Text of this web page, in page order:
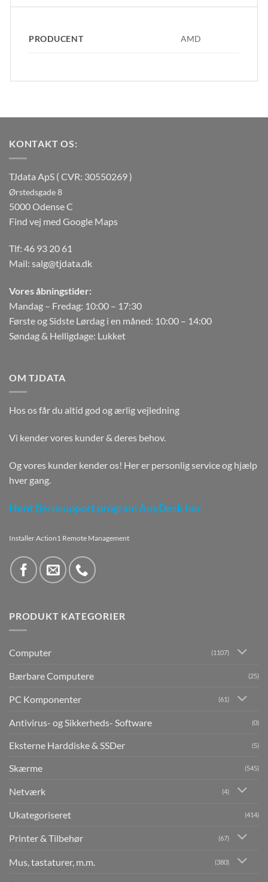
PRODUCENT AMD
KONTAKT OS:
TJdata ApS ( CVR: 30550269 )
Ørstedsgade 8
5000 Odense C
Find vej med Google Maps
Tlf: 46 93 20 61
Mail: salg@tjdata.dk
Vores åbningstider:
Mandag – Fredag: 10:00 – 17:30
Første og Sidste Lørdag i en måned: 10:00 – 14:00
Søndag & Helligdage: Lukket
OM TJDATA
Hos os får du altid god og ærlig vejledning
Vi kender vores kunder & deres behov.
Og vores kunder kender os! Her er personlig service og hjælp
hver gang.
Hent fjernsupport program AnyDesk her.
Installer Action1 Remote Management
PRODUKT KATEGORIER
Computer (1107)
Bærbare Computere (25)
PC Komponenter (61)
Antivirus- og Sikkerheds- Software (0)
Eksterne Harddiske & SSDer (5)
Skærme (545)
Netværk (4)
Ukategoriseret (414)
Printer & Tilbehør (67)
Mus, tastaturer, m.m. (380)